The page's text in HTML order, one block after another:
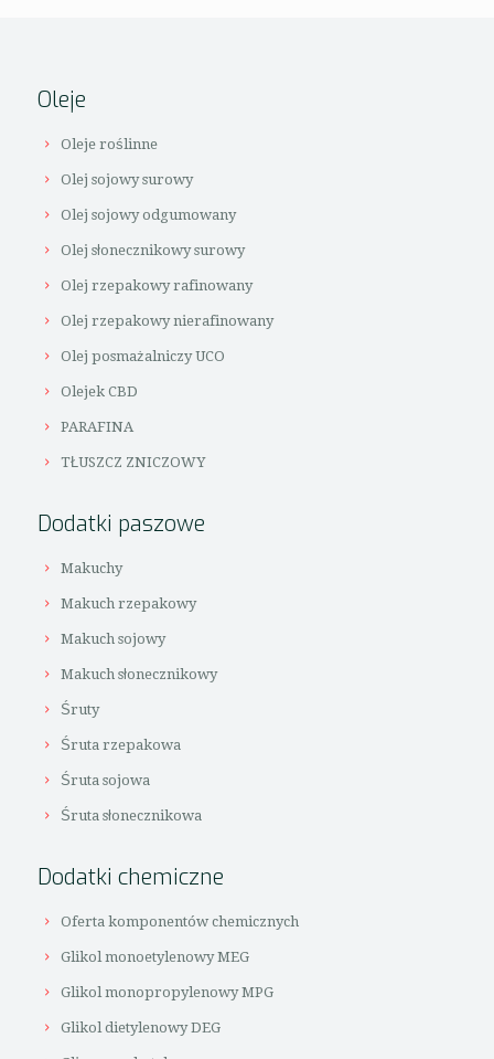
Oleje
Oleje roślinne
Olej sojowy surowy
Olej sojowy odgumowany
Olej słonecznikowy surowy
Olej rzepakowy rafinowany
Olej rzepakowy nierafinowany
Olej posmażalniczy UCO
Olejek CBD
PARAFINA
TŁUSZCZ ZNICZOWY
Dodatki paszowe
Makuchy
Makuch rzepakowy
Makuch sojowy
Makuch słonecznikowy
Śruty
Śruta rzepakowa
Śruta sojowa
Śruta słonecznikowa
Dodatki chemiczne
Oferta komponentów chemicznych
Glikol monoetylenowy MEG
Glikol monopropylenowy MPG
Glikol dietylenowy DEG